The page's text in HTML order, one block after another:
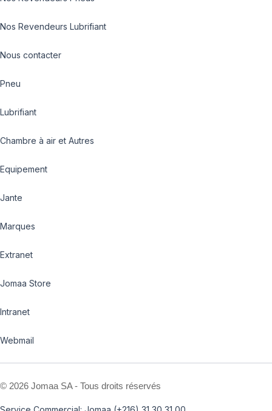
Nos Revendeurs Lubrifiant
Nous contacter
Pneu
Lubrifiant
Chambre à air et Autres
Equipement
Jante
Marques
Extranet
Jomaa Store
Intranet
Webmail
© 2026 Jomaa SA - Tous droits réservés